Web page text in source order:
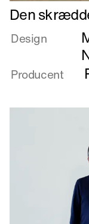
Læs
mere
om
stol
Den
Design
Producent